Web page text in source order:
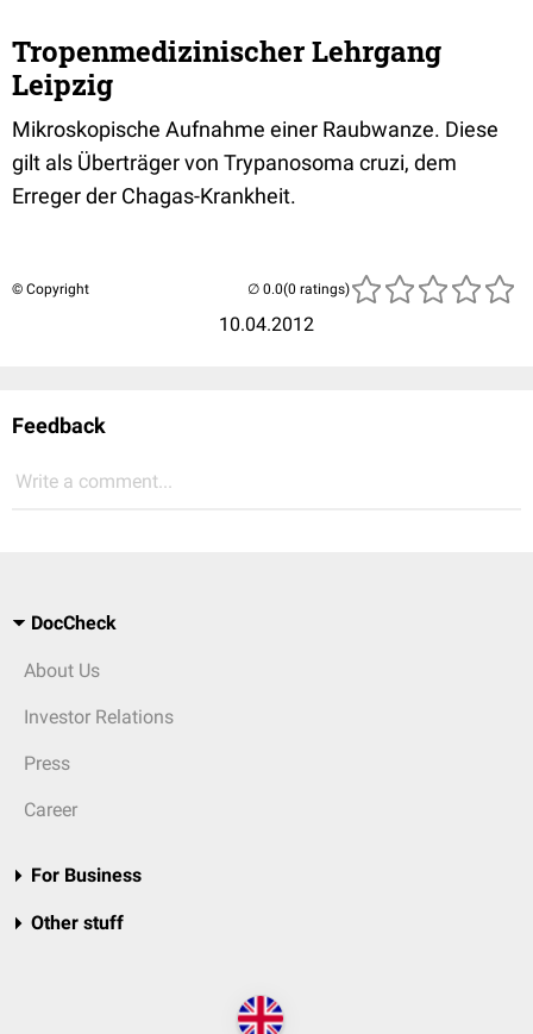
Tropenmedizinischer Lehrgang
Leipzig
Mikroskopische Aufnahme einer Raubwanze. Diese
gilt als Überträger von Trypanosoma cruzi, dem
Erreger der Chagas-Krankheit.
© Copyright
10.04.2012
(0 ratings)
Feedback
Write a comment...
DocCheck
About Us
Investor Relations
Press
Career
For Business
Other stuff